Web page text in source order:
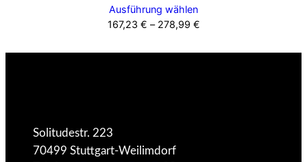
Ausführung wählen
167,23 € – 278,99 €
Solitudestr. 223
70499 Stuttgart-Weilimdorf